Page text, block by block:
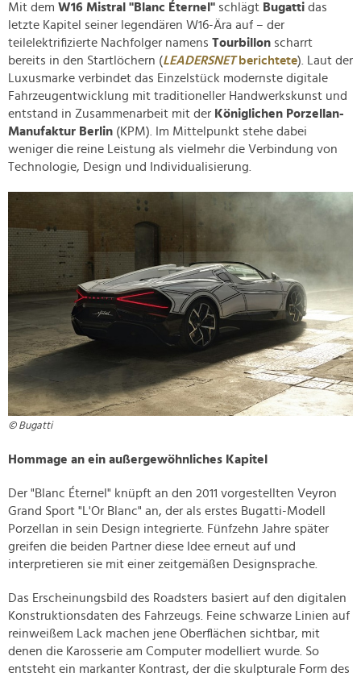
Mit dem W16 Mistral "Blanc Éternel" schlägt Bugatti das
letzte Kapitel seiner legendären W16-Ära auf – der
teilelektrifizierte Nachfolger namens Tourbillon scharrt
bereits in den Startlöchern (LEADERSNETberichtete). Laut der
Luxusmarke verbindet das Einzelstück modernste digitale
Fahrzeugentwicklung mit traditioneller Handwerkskunst und
entstand in Zusammenarbeit mit der Königlichen Porzellan-
Manufaktur Berlin (KPM). Im Mittelpunkt stehe dabei
weniger die reine Leistung als vielmehr die Verbindung von
Technologie, Design und Individualisierung.
© Bugatti
Hommage an ein außergewöhnliches Kapitel
Der "Blanc Éternel" knüpft an den 2011 vorgestellten Veyron
Grand Sport "L'Or Blanc" an, der als erstes Bugatti-Modell
Porzellan in sein Design integrierte. Fünfzehn Jahre später
greifen die beiden Partner diese Idee erneut auf und
interpretieren sie mit einer zeitgemäßen Designsprache.
Das Erscheinungsbild des Roadsters basiert auf den digitalen
Konstruktionsdaten des Fahrzeugs. Feine schwarze Linien auf
reinweißem Lack machen jene Oberflächen sichtbar, mit
denen die Karosserie am Computer modelliert wurde. So
entsteht ein markanter Kontrast, der die skulpturale Form des